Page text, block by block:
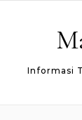
Informasi